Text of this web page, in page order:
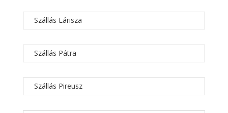
Szállás Lárisza
Szállás Pátra
Szállás Pireusz